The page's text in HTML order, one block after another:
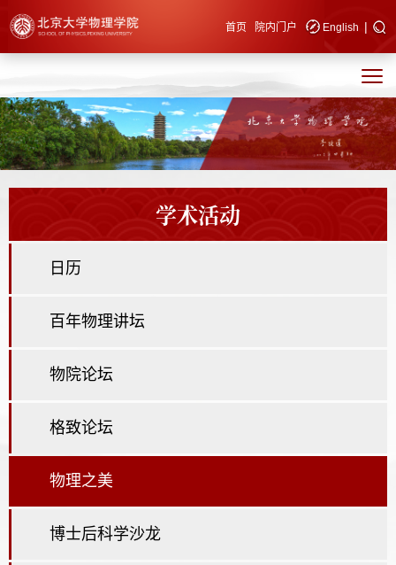
快速导航 首页 院内门户 English |
学术活动
日历
百年物理讲坛
物院论坛
格致论坛
物理之美
博士后科学沙龙